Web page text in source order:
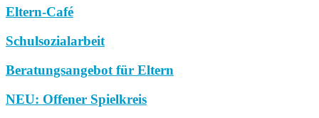
Eltern-Café
Schulsozialarbeit
Beratungsangebot für Eltern
NEU: Offener Spielkreis